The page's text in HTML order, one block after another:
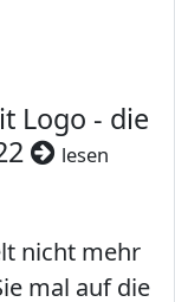
Logo - die
lesen
nicht mehr
mal auf die